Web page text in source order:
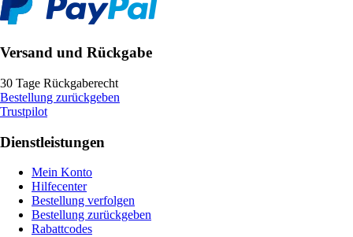
Versand und Rückgabe
30 Tage Rückgaberecht
Bestellung zurückgeben
Trustpilot
Dienstleistungen
Mein Konto
Hilfecenter
Bestellung verfolgen
Bestellung zurückgeben
Rabattcodes